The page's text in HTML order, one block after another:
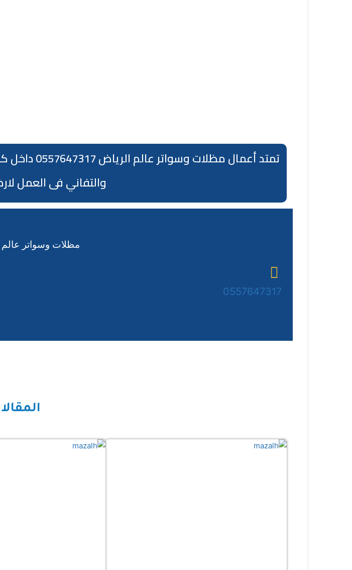
تمتد أعمال
والتفاني فى العمل
مظلات وسواتر عالم
0557647317